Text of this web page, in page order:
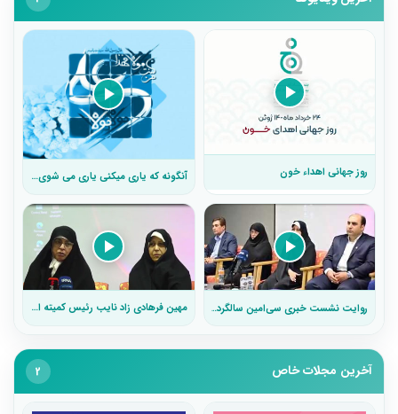
روز جهانی اهداء خون آنگونه که یاری میکنی یاری می شوی (عید
روایت نشست خبری سی‌امین سالگرد بنیاد امور بیماری های خاص(به مناسب ۳۰ سالگی تاسیس بنیاد بیماری های خاص)
مهین فرهادی زاد نایب رئیس کمیته المپیک و عضو فدراسیون ورزش
آخرین مجلات خاص 2